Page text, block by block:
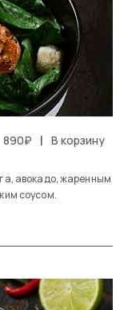
890₽ | В корзину
авокадо, жаренным
соусом.